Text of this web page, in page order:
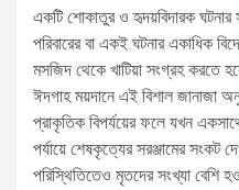
একটি শোকাতুর ও হৃদয়বিদারক ঘটনার
পরিবারের বা একই ঘটনার একাধিক
মসজিদ থেকে খাটিয়া সংগ্রহ করতে
ঈদগাহ ময়দানে এই বিশাল জানাজা
প্রাকৃতিক বিপর্যয়ের ফলে যখন
পর্যায়ে শেষকৃত্যের সরঞ্জামের সংকট
পরিস্থিতিতেও মৃতদের সংখ্যা বেশি